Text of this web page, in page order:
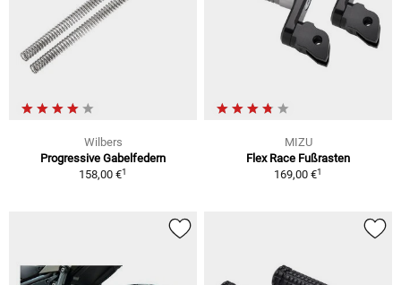
Wilbers
Progressive Gabelfedern
158,00 €1
MIZU
Flex Race Fußrasten
169,00 €1